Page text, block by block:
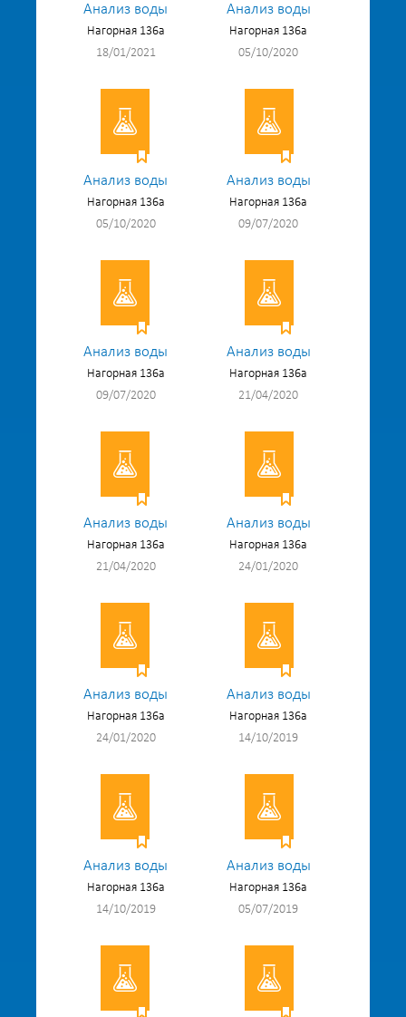
Анализ воды
Нагорная 136а
18/01/2021
Анализ воды
Нагорная 136а
05/10/2020
Анализ воды
Нагорная 136а
05/10/2020
Анализ воды
Нагорная 136а
09/07/2020
Анализ воды
Нагорная 136а
09/07/2020
Анализ воды
Нагорная 136а
21/04/2020
Анализ воды
Нагорная 136а
21/04/2020
Анализ воды
Нагорная 136а
24/01/2020
Анализ воды
Нагорная 136а
24/01/2020
Анализ воды
Нагорная 136а
14/10/2019
Анализ воды
Нагорная 136а
14/10/2019
Анализ воды
Нагорная 136а
05/07/2019